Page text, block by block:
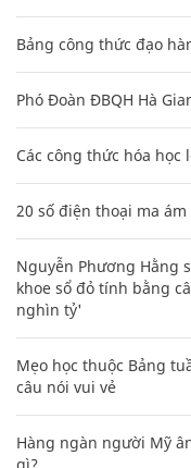
Bảng công thức đạo
Phó Đoàn ĐBQH Hà
Các công thức hóa
20 số điện thoại ma
Nguyễn Phương Hằng
khoe sổ đỏ tính bằng
nghìn tỷ'
Mẹo học thuộc Bảng
câu nói vui vẻ
Hàng ngàn người Mỹ
gì?